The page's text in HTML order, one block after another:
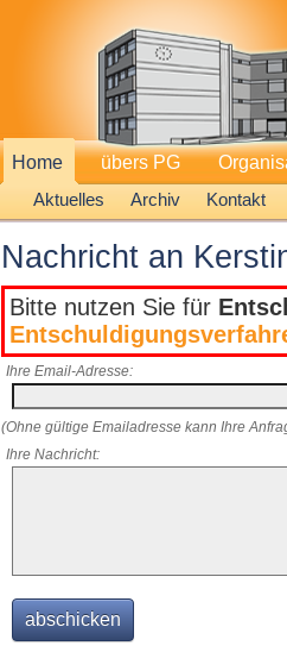
Home
Aktuelles
Archiv Kontakt
übers PG
Nachricht an
Bitte nutzen Sie für
Ihre Email-Adresse:
(Ohne gültige Emailadresse kann Ihre
Ihre Nachricht: